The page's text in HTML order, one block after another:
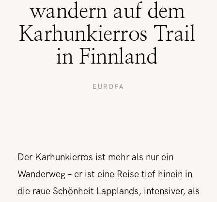
wandern auf dem
Karhunkierros Trail
in Finnland
EUROPA
Der Karhunkierros ist mehr als nur ein
Wanderweg – er ist eine Reise tief hinein in
die raue Schönheit Lapplands, intensiver, als
SHOP
KONTAKT